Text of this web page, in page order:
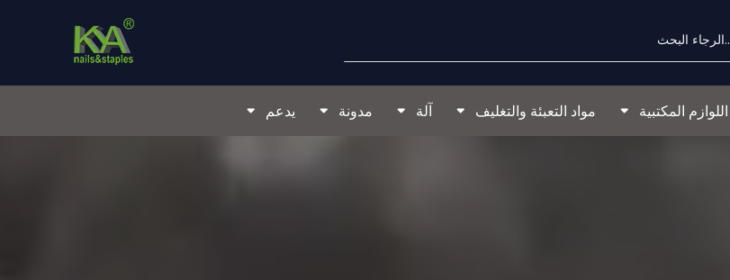
اللوازم المكتبية مواد التعبئة والتغليف آلة مدونة يدعم